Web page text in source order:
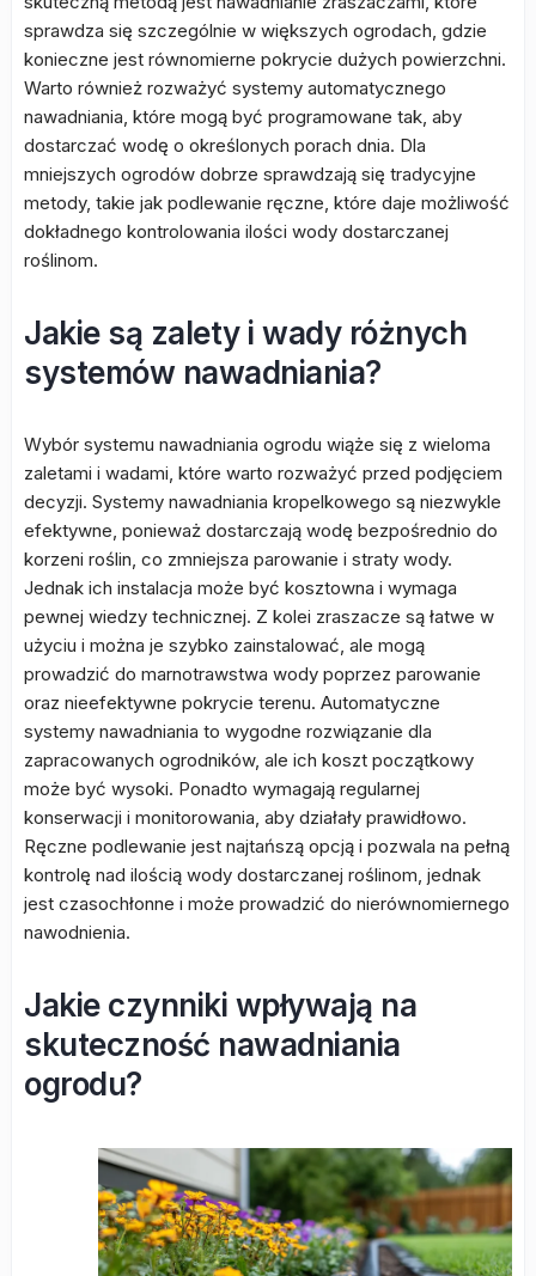
sprawdza się szczególnie w większych ogrodach, gdzie
konieczne jest równomierne pokrycie dużych powierzchni.
Warto również rozważyć systemy automatycznego
nawadniania, które mogą być programowane tak, aby
dostarczać wodę o określonych porach dnia. Dla
mniejszych ogrodów dobrze sprawdzają się tradycyjne
metody, takie jak podlewanie ręczne, które daje możliwość
dokładnego kontrolowania ilości wody dostarczanej
roślinom.
Jakie są zalety i wady różnych
systemów nawadniania?
Wybór systemu nawadniania ogrodu wiąże się z wieloma
zaletami i wadami, które warto rozważyć przed podjęciem
decyzji. Systemy nawadniania kropelkowego są niezwykle
efektywne, ponieważ dostarczają wodę bezpośrednio do
korzeni roślin, co zmniejsza parowanie i straty wody.
Jednak ich instalacja może być kosztowna i wymaga
pewnej wiedzy technicznej. Z kolei zraszacze są łatwe w
użyciu i można je szybko zainstalować, ale mogą
prowadzić do marnotrawstwa wody poprzez parowanie
oraz nieefektywne pokrycie terenu. Automatyczne
systemy nawadniania to wygodne rozwiązanie dla
zapracowanych ogrodników, ale ich koszt początkowy
może być wysoki. Ponadto wymagają regularnej
konserwacji i monitorowania, aby działały prawidłowo.
Ręczne podlewanie jest najtańszą opcją i pozwala na pełną
kontrolę nad ilością wody dostarczanej roślinom, jednak
jest czasochłonne i może prowadzić do nierównomiernego
nawodnienia.
Jakie czynniki wpływają na
skuteczność nawadniania
ogrodu?